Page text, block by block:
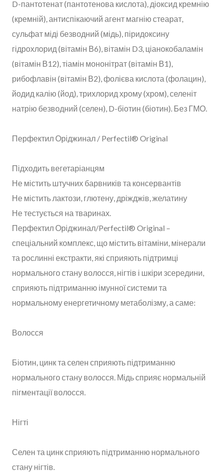
D-пантотенат (пантотенова кислота), діоксид кремнію
(кремній), антиспікаючий агент магнію стеарат,
сульфат міді безводний (мідь), піридоксину
гідрохлорид (вітамін В6), вітамін D3, ціанокобаламін
(вітамін В12), тіамін мононітрат (вітамін В1),
рибофлавін (вітамін В2), фолієва кислота (фолацин),
йодид калію (йод), трихлорид хрому (хром), селеніт
натрію безводний (селен), D-біотин (біотин). Без ГМО.
Перфектил Оріджинал / Perfectil® Original
Підходить вегетаріанцям
Не містить штучних барвників та консервантів
Не містить лактози, глютену, дріжджів, желатину
Не тестується на тваринах.
Перфектил Оріджинал/Perfectil® Original –
спеціальний комплекс, що містить вітаміни, мінерали
та рослинні екстракти, які сприяють підтримці
нормального стану волосся, нігтів і шкіри зсередини,
сприяють підтриманню імунної системи та
нормальному енергетичному метаболізму, а саме:
Волосся
Біотин, цинк та селен сприяють підтриманню
нормального стану волосся. Мідь сприяє нормальній
пігментації волосся.
Нігті
Селен та цинк сприяють підтриманню нормального
стану нігтів.